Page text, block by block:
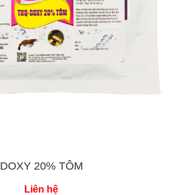
DOXY 20% TÔM
Liên hệ